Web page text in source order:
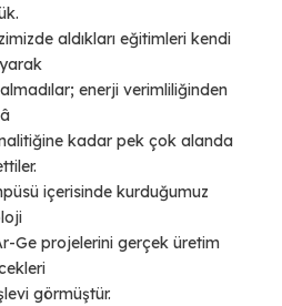
aldıkları eğitimleri kendi
enerji verimliliğinden
kadar pek çok alanda
içerisinde kurduğumuz
Ge projelerini gerçek üretim
görmüştür.